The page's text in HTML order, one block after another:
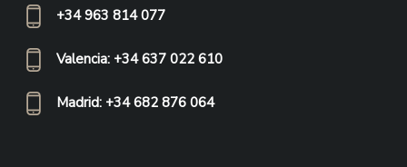
+34 963 814 077
Valencia: +34 637 022 610
Madrid: +34 682 876 064